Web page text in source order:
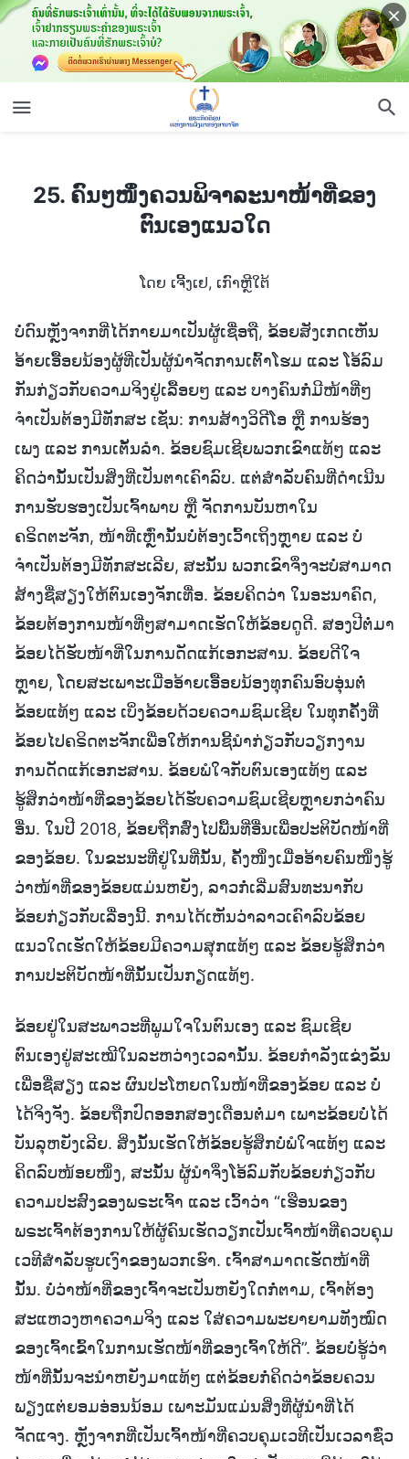
25. ຄົນໆໜຶ່ງຄວນພິຈາລະນາໜ້າທີ່ຂອງຕົນເອງແນວໃດ
25. ຄົນໆໜຶ່ງຄວນພິຈາລະນາໜ້າທີ່ຂອງ
ຕົນເອງແນວໃດ
ໂດຍ ເຈີ້ງເຢ, ເກົາຫຼີໃຕ້
ບໍ່ດົນຫຼັງຈາກທີ່ໄດ້ກາຍມາເປັນຜູ້ເຊື່ອຖື, ຂ້ອຍສັງເກດເຫັນ
ອ້າຍເອື້ອຍນ້ອງຜູ້ທີ່ເປັນຜູ້ນໍາຈັດການເຕົ້າໂຮມ ແລະ ໂອ້ລົມ
ກັນກ່ຽວກັບຄວາມຈິງຢູ່ເລື້ອຍໆ ແລະ ບາງຄົນກໍ່ມີໜ້າທີ່ໆ
ຈຳເປັນຕ້ອງມີທັກສະ ເຊັ່ນ: ການສ້າງວິດີໂອ ຫຼື ການຮ້ອງ
ເພງ ແລະ ການເຕັ້ນລໍາ. ຂ້ອຍຊົມເຊີຍພວກເຂົາແທ້ໆ ແລະ
ຄິດວ່ານັ້ນເປັນສິ່ງທີ່ເປັນຕາເຄົາລົບ. ແຕ່ສໍາລັບຄົນທີ່ດຳເນີນ
ການຮັບຮອງເປັນເຈົ້າພາບ ຫຼື ຈັດການບັນຫາໃນ
ຄຣິດຕະຈັກ, ໜ້າທີ່ເຫຼົ່ານັ້ນບໍ່ຕ້ອງເວົ້າເຖິງຫຼາຍ ແລະ ບໍ່
ຈຳເປັນຕ້ອງມີທັກສະເລີຍ, ສະນັ້ນ ພວກເຂົາຈຶ່ງຈະບໍ່ສາມາດ
ສ້າງຊື່ສຽງໃຫ້ຕົນເອງຈັກເທື່ອ. ຂ້ອຍຄິດວ່າ ໃນອະນາຄົດ,
ຂ້ອຍຕ້ອງການໜ້າທີ່ໆສາມາດເຮັດໃຫ້ຂ້ອຍດູດີ. ສອງປີຕໍ່ມາ
ຂ້ອຍໄດ້ຮັບໜ້າທີ່ໃນການດັດແກ້ເອກະສານ. ຂ້ອຍດີໃຈ
ຫຼາຍ, ໂດຍສະເພາະເມື່ອອ້າຍເອື້ອຍນ້ອງທຸກຄົນອົບອຸ່ນຕໍ່
ຂ້ອຍແທ້ໆ ແລະ ເບິ່ງຂ້ອຍດ້ວຍຄວາມຊົມເຊີຍ ໃນທຸກຄັ້ງທີ່
ຂ້ອຍໄປຄຣິດຕະຈັກເພື່ອໃຫ້ການຊີ້ນໍາກ່ຽວກັບວຽກງານ
ການດັດແກ້ເອກະສານ. ຂ້ອຍພໍໃຈກັບຕົນເອງແທ້ໆ ແລະ
ຮູ້ສຶກວ່າໜ້າທີ່ຂອງຂ້ອຍໄດ້ຮັບຄວາມຊົມເຊີຍຫຼາຍກວ່າຄົນ
ອື່ນ. ໃນປີ 2018, ຂ້ອຍຖືກສົ່ງໄປພື້ນທີ່ອື່ນເພື່ອປະຕິບັດໜ້າທີ່
ຂອງຂ້ອຍ. ໃນຂະນະທີ່ຢູ່ໃນທີ່ນັ້ນ, ຄັ້ງໜຶ່ງເມື່ອອ້າຍຄົນໜຶ່ງຮູ້
ວ່າໜ້າທີ່ຂອງຂ້ອຍແມ່ນຫຍັງ, ລາວກໍ່ເລີ່ມສົນທະນາກັບ
ຂ້ອຍກ່ຽວກັບເລື່ອງນີ້. ການໄດ້ເຫັນວ່າລາວເຄົາລົບຂ້ອຍ
ແນວໃດເຮັດໃຫ້ຂ້ອຍມີຄວາມສຸກແທ້ໆ ແລະ ຂ້ອຍຮູ້ສຶກວ່າ
ການປະຕິບັດໜ້າທີ່ນັ້ນເປັນກຽດແທ້ໆ.
ຂ້ອຍຢູ່ໃນສະພາວະທີ່ພູມໃຈໃນຕົນເອງ ແລະ ຊົມເຊີຍ
ຕົນເອງຢູ່ສະເໝີໃນລະຫວ່າງເວລານັ້ນ. ຂ້ອຍກຳລັງແຂ່ງຂັນ
ເພື່ອຊື່ສຽງ ແລະ ຜົນປະໂຫຍດໃນໜ້າທີ່ຂອງຂ້ອຍ ແລະ ບໍ່
ໄດ້ຈິງຈັງ. ຂ້ອຍຖືກປົດອອກສອງເດືອນຕໍ່ມາ ເພາະຂ້ອຍບໍ່ໄດ້
ບັນລຸຫຍັງເລີຍ. ສິ່ງນັ້ນເຮັດໃຫ້ຂ້ອຍຮູ້ສຶກບໍ່ພໍໃຈແທ້ໆ ແລະ
ຄິດລົບໜ້ອຍໜຶ່ງ, ສະນັ້ນ ຜູ້ນໍາຈຶ່ງໂອ້ລົມກັບຂ້ອຍກ່ຽວກັບ
ຄວາມປະສົງຂອງພຣະເຈົ້າ ແລະ ເວົ້າວ່າ “ເຮືອນຂອງ
ພຣະເຈົ້າຕ້ອງການໃຫ້ຜູ້ຄົນເຮັດວຽກເປັນເຈົ້າໜ້າທີ່ຄວບຄຸມ
ເວທີສຳລັບຮູບເງົາຂອງພວກເຮົາ. ເຈົ້າສາມາດເຮັດໜ້າທີ່
ນັ້ນ. ບໍ່ວ່າໜ້າທີ່ຂອງເຈົ້າຈະເປັນຫຍັງໃດກໍ່ຕາມ, ເຈົ້າຕ້ອງ
ສະແຫວງຫາຄວາມຈິງ ແລະ ໃສ່ຄວາມພະຍາຍາມທັງໝົດ
ຂອງເຈົ້າເຂົ້າໃນການເຮັດໜ້າທີ່ຂອງເຈົ້າໃຫ້ດີ”. ຂ້ອຍບໍ່ຮູ້ວ່າ
ໜ້າທີ່ນັ້ນຈະນໍາຫຍັງມາແທ້ໆ ແຕ່ຂ້ອຍກໍ່ຄິດວ່າຂ້ອຍຄວນ
ພຽງແຕ່ຍອມອ່ອນນ້ອມ ເພາະມັນແມ່ນສິ່ງທີ່ຜູ້ນໍາທີ່ໄດ້
ຈັດແຈງ. ຫຼັງຈາກທີ່ເປັນເຈົ້າໜ້າທີ່ຄວບຄຸມເວທີເປັນເວລາຊົ່ວ